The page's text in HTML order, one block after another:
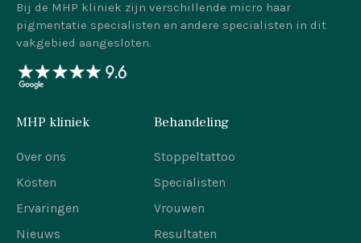
Bij de MHP kliniek zijn verschillende micro haar
pigmentatie specialisten en andere specialisten in dit
vakgebied aangesloten.
MHP kliniek
Over ons
Kosten
Ervaringen
Nieuws
Behandeling
Stoppeltattoo
Specialisten
Vrouwen
Resultaten